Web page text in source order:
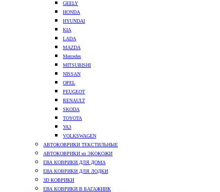
GEELY
HONDA
HYUNDAI
KIA
LADA
MAZDA
Mercedes
MITSUBISHI
NISSAN
OPEL
PEUGEOT
RENAULT
SKODA
TOYOTA
УАЗ
VOLKSWAGEN
АВТОКОВРИКИ ТЕКСТИЛЬНЫЕ
АВТОКОВРИКИ из ЭКОКОЖИ
ЕВА КОВРИКИ ДЛЯ ДОМА
ЕВА КОВРИКИ ДЛЯ ЛОДКИ
3D КОВРИКИ
ЕВА КОВРИКИ В БАГАЖНИК